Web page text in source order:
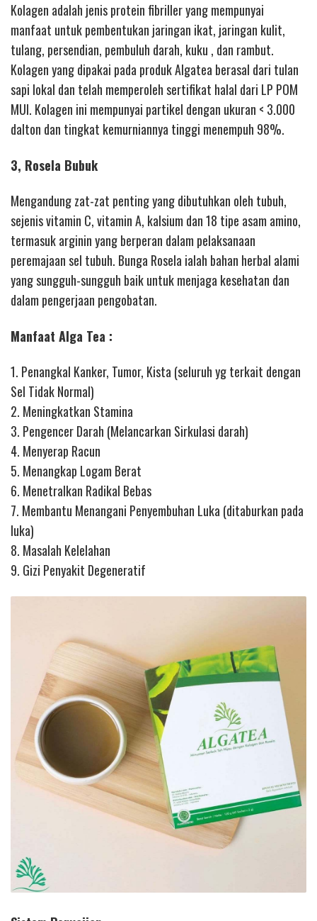
Kolagen adalah jenis protein fibriller yang mempunyai
manfaat untuk pembentukan jaringan ikat, jaringan kulit,
tulang, persendian, pembuluh darah, kuku , dan rambut.
Kolagen yang dipakai pada produk Algatea berasal dari tulan
sapi lokal dan telah memperoleh sertifikat halal dari LP POM
MUI. Kolagen ini mempunyai partikel dengan ukuran < 3.000
dalton dan tingkat kemurniannya tinggi menempuh 98%.
3, Rosela Bubuk
Mengandung zat-zat penting yang dibutuhkan oleh tubuh,
sejenis vitamin C, vitamin A, kalsium dan 18 tipe asam amino,
termasuk arginin yang berperan dalam pelaksanaan
peremajaan sel tubuh. Bunga Rosela ialah bahan herbal alami
yang sungguh-sungguh baik untuk menjaga kesehatan dan
dalam pengerjaan pengobatan.
Manfaat Alga Tea :
1. Penangkal Kanker, Tumor, Kista (seluruh yg terkait dengan
Sel Tidak Normal)
2. Meningkatkan Stamina
3. Pengencer Darah (Melancarkan Sirkulasi darah)
4. Menyerap Racun
5. Menangkap Logam Berat
6. Menetralkan Radikal Bebas
7. Membantu Menangani Penyembuhan Luka (ditaburkan pada
luka)
8. Masalah Kelelahan
9. Gizi Penyakit Degeneratif